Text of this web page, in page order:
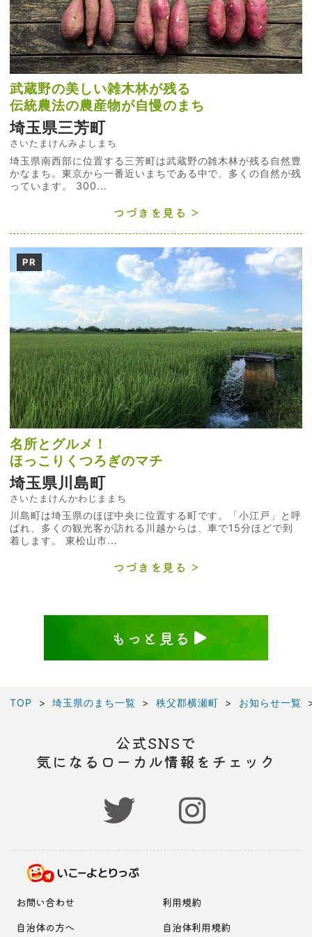
武蔵野の美しい雑木林が残る
伝統農法の農産物が自慢のまち
埼玉県三芳町
さいたまけんみよしまち
埼玉県南西部に位置する三芳町は武蔵野の雑木林が残る自然豊
かなまち。東京から一番近いまちである中で、多くの自然が残
っています。 300...
つづきを見る
PR
名所とグルメ！
ほっこりくつろぎのマチ
埼玉県川島町
さいたまけんかわじままち
川島町は埼玉県のほぼ中央に位置する町です。「小江戸」と呼
ばれ、多くの観光客が訪れる川越からは、車で15分ほどで到
着します。 東松山市...
つづきを見る
もっと見る
TOP 埼玉県のまち一覧 秩父郡横瀬町 お知らせ一覧
公式SNSで
気になるローカル情報をチェック
お問い合わせ
利用規約
自治体の方へ
自治体利用規約